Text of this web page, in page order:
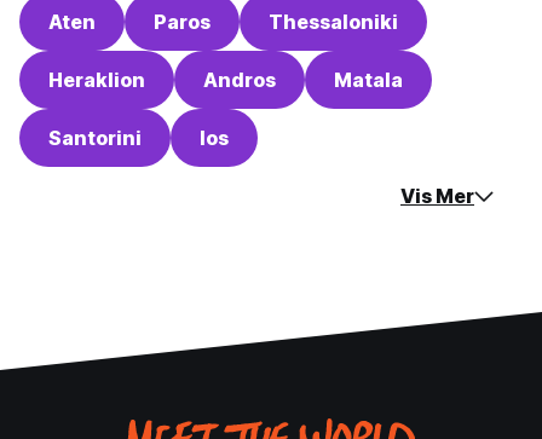
Aten Paros Thessaloniki
Heraklion Andros Matala
Santorini Ios
Vis Mer